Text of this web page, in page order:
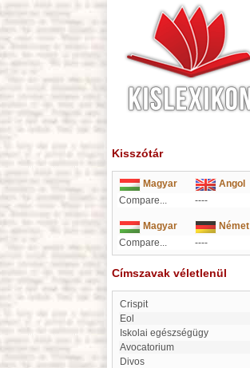
Kisszótár
Magyar
Angol
Compare...
----
Magyar
Német
Compare...
----
Címszavak véletlenül
Crispit
eol
Iskolai egészségügy
Avocatorium
Divos